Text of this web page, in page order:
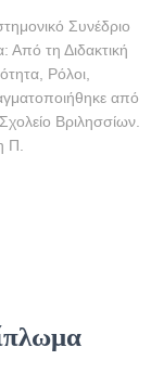
Συνέδριο
Από τη Διδακτική
Ρόλοι,
από
Βριλησσίων.
Π.